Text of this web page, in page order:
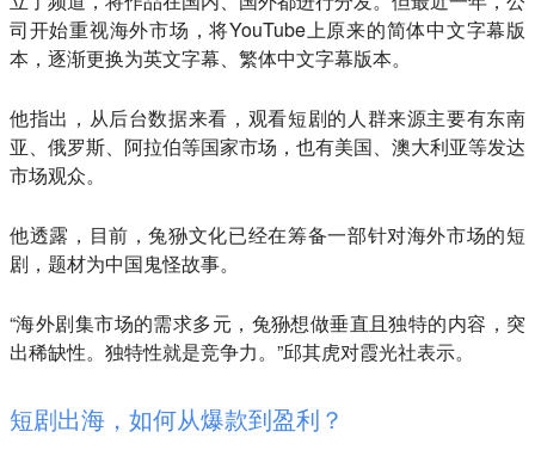
司开始重视海外市场，将YouTube上原来的简体中文字幕版
本，逐渐更换为英文字幕、繁体中文字幕版本。
他指出，从后台数据来看，观看短剧的人群来源主要有东南
亚、俄罗斯、阿拉伯等国家市场，也有美国、澳大利亚等发达
市场观众。
他透露，目前，兔狲文化已经在筹备一部针对海外市场的短
剧，题材为中国鬼怪故事。
“海外剧集市场的需求多元，兔狲想做垂直且独特的内容，突
出稀缺性。独特性就是竞争力。”邱其虎对霞光社表示。
短剧出海，如何从爆款到盈利？